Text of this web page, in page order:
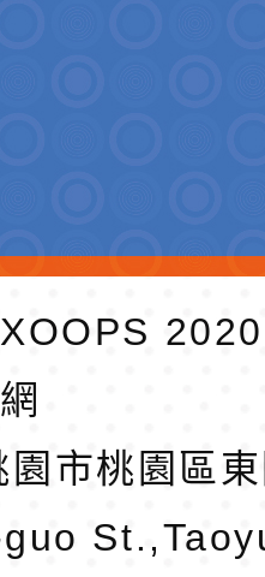
XOOPS
市桃園區